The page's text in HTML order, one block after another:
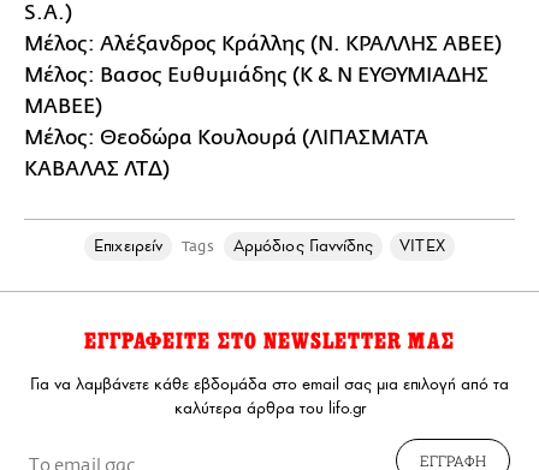
S.A.)
Μέλος: Αλέξανδρος Κράλλης (N. ΚΡΑΛΛΗΣ ABEE)
Μέλος: Βασος Ευθυμιάδης (Κ & Ν ΕΥΘΥΜΙΑΔΗΣ
ΜΑΒΕΕ)
Μέλος: Θεοδώρα Κουλουρά (ΛΙΠΑΣΜΑΤΑ
ΚΑΒΑΛΑΣ ΛΤΔ)
Επιχειρείν Tags Αρμόδιος Γιαννίδης VITEX
ΕΓΓΡΑΦΕΙΤΕ ΣΤΟ NEWSLETTER ΜΑΣ
Για να λαμβάνετε κάθε εβδομάδα στο email σας μια επιλογή από τα
καλύτερα άρθρα του lifo.gr
ΕΓΓΡΑΦΗ